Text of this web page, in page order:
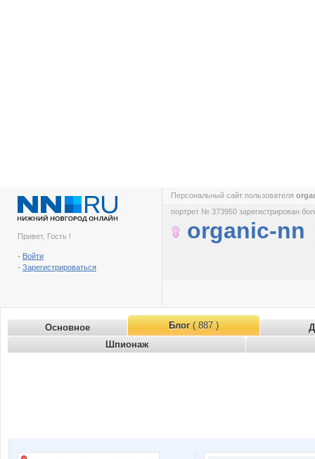
Привет, Гость !
- Войти
- Зарегистрироваться
Персональный сайт пользователя
портрет № 373950 зарегистрирован
organic-nn
Основное Блог( 887 )
Шпионаж